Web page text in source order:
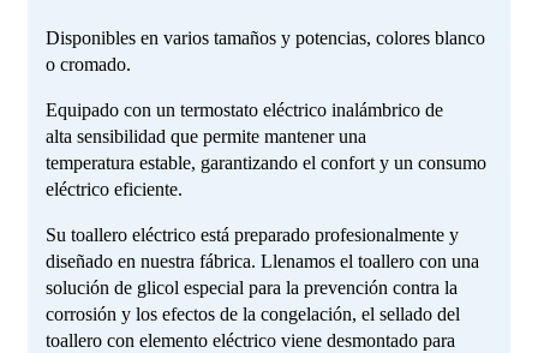
Disponibles en varios tamaños y potencias, colores blanco
o cromado.
Equipado con un termostato eléctrico inalámbrico de
alta sensibilidad que permite mantener una
temperatura estable, garantizando el confort y un consumo
eléctrico eficiente.
Su toallero eléctrico está preparado profesionalmente y
diseñado en nuestra fábrica. Llenamos el toallero con una
solución de glicol especial para la prevención contra la
corrosión y los efectos de la congelación, el sellado del
toallero con elemento eléctrico viene desmontado para